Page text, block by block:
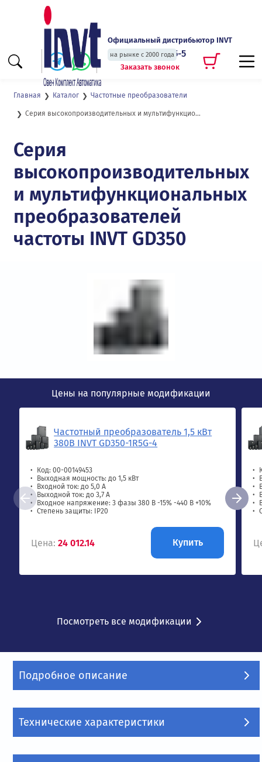
Официальный дистрибьютор INVT
на рынке с 2000 года
+7 (495) 135-135-5
Заказать звонок
Главная Каталог Частотные преобразователи
Серия высокопроизводительных и мультифункциональных преобразователей частоты GD350
Серия
высокопроизводительных
и мультифункциональных
преобразователей
частоты INVT GD350
Цены на популярные модификации
Частотный преобразователь 1,5 кВт
380В INVT GD350-1R5G-4
Код: 00-00149453
Выходная мощность: до 1,5 кВт
Входной ток: до 5,0 А
Выходной ток: до 3,7 А
Входное напряжение: 3 фазы 380 В -15% -440 В +10%
Степень защиты: IP20
Цена: 24 012.14 Купить
Посмотреть все модификации
Подробное описание
Технические характеристики